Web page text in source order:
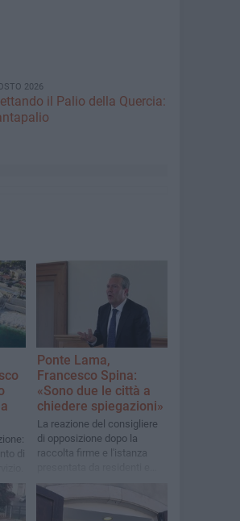
2026
il Palio della Quercia:
di
Ponte Lama,
Francesco Spina:
«Sono due le città a
chiedere spiegazioni»
La reazione del consigliere
di opposizione dopo la
raccolta firme e l'istanza
commercianti di Trani